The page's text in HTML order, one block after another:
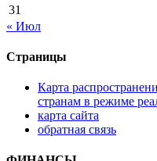
31
« Июл
Страницы
Карта
странам в режиме
карта сайта
обратная связь